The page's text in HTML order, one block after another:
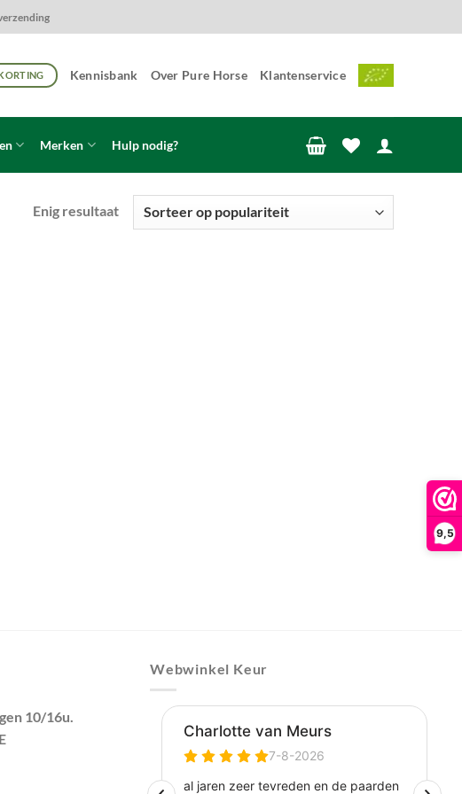
9,5
Kennisbank Over Pure Horse Klantenservice
Merken Hulp nodig?
Enig resultaat
10/16u.
Webwinkel Keur